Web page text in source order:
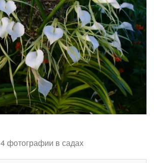
4 фотографии в садах